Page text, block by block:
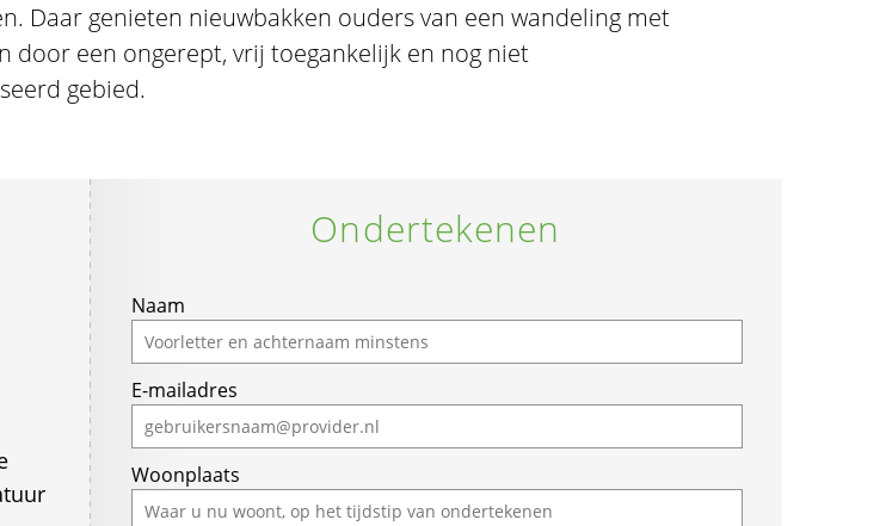
Daar genieten nieuwbakken ouders van een wandeling met
door een ongerept, vrij toegankelijk en nog niet
gebied.
Ondertekenen
Naam
E-mailadres
Woonplaats